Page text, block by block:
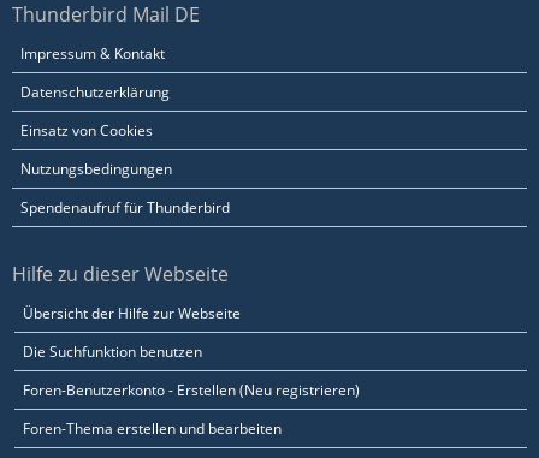
Thunderbird Mail DE
Impressum & Kontakt
Datenschutzerklärung
Einsatz von Cookies
Nutzungsbedingungen
Spendenaufruf für Thunderbird
Hilfe zu dieser Webseite
Übersicht der Hilfe zur Webseite
Die Suchfunktion benutzen
Foren-Benutzerkonto - Erstellen (Neu registrieren)
Foren-Thema erstellen und bearbeiten